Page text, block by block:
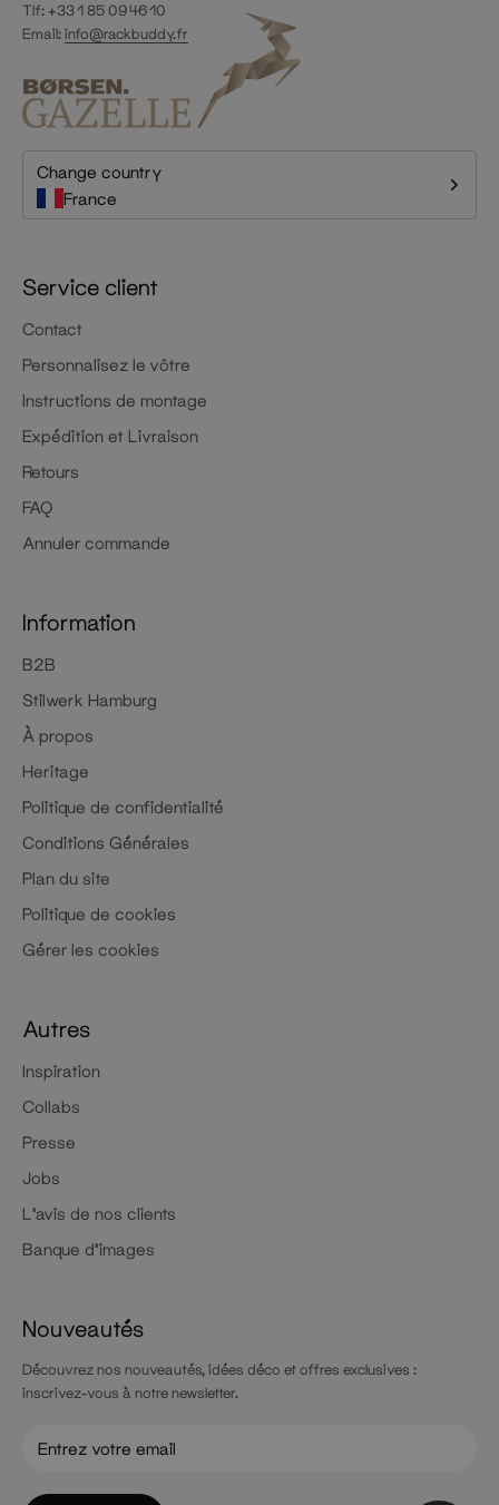
Tlf: +33 1 85 09 46 10
Email:info@rackbuddy.fr
Change country
France
Service client
Contact
Personnalisez le vôtre
Instructions de montage
Expédition et Livraison
Retours
FAQ
Annuler commande
Information
B2B
Stilwerk Hamburg
À propos
Heritage
Politique de confidentialité
Conditions Générales
Plan du site
Politique de cookies
Gérer les cookies
Autres
Inspiration
Collabs
Presse
Jobs
L'avis de nos clients
Banque d'images
Nouveautés
Découvrez nos nouveautés, idées déco et offres exclusives :
inscrivez-vous à notre newsletter.